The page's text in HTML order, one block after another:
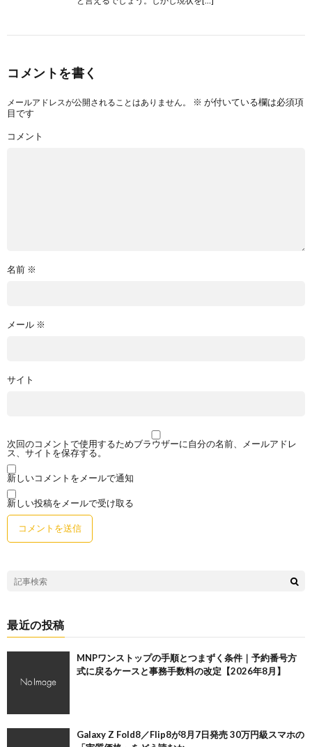
コメントを書く
メールアドレスが公開されることはありません。 ※ が付いている欄は必須項
目です
コメント
名前 ※
メール ※
サイト
次回のコメントで使用するためブラウザーに自分の名前、メールアドレ
ス、サイトを保存する。
新しいコメントをメールで通知
新しい投稿をメールで受け取る
最近の投稿
MNPワンストップの手順とつまずく条件｜予約番号方
式に戻るケースと事務手数料の改定【2026年8月】
Galaxy Z Fold8／Flip8が8月7日発売 30万円級スマホの